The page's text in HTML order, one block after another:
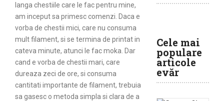
langa chestiile care le fac pentru mine,
am inceput sa primesc comenzi. Daca e
vorba de chestii mici, care nu consuma
mult filament, si se termina de printat in
cateva minute, atunci le fac moka. Dar
cand e vorba de chestii mari, care
dureaza zeci de ore, si consuma
cantitati importante de filament, trebuia
sa gasesc o metoda simpla si clara de a
Cele mai
populare
articole
evăr